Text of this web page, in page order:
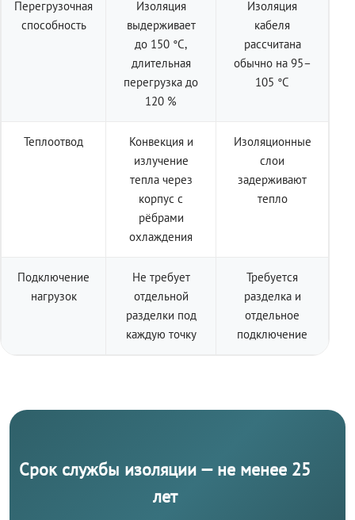
Перегрузочная
способность
Изоляция
выдерживает
до 150 °C,
длительная
перегрузка до
120 %
Изоляция
кабеля
рассчитана
обычно на 95–
105 °C
Теплоотвод
Конвекция и
излучение
тепла через
корпус с
рёбрами
охлаждения
Изоляционные
слои
задерживают
тепло
Подключение
нагрузок
Не требует
отдельной
разделки под
каждую точку
Требуется
разделка и
отдельное
подключение
Срок службы изоляции — не менее 25
лет